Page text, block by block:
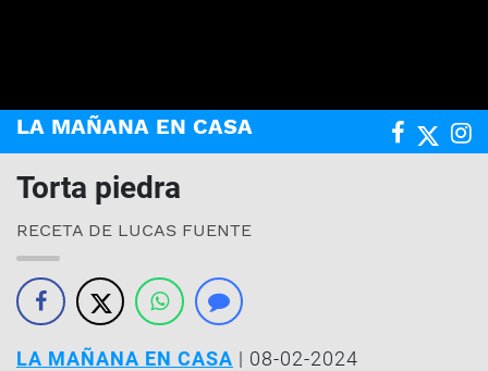
LA MAÑANA EN CASA
Torta piedra
RECETA DE LUCAS FUENTE
LA MAÑANA EN CASA | 08-02-2024